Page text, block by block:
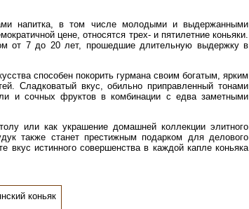
напитка, в том числе молодыми и выдержанными
цене, относятся трех- и пятилетние коньяки.
от 7 до 20 лет, прошедшие длительную выдержку в
способен покорить гурмана своим богатым, ярким
Сладковатый вкус, обильно приправленный тонами
и сочных фруктов в комбинации с едва заметными
или как украшение домашней коллекции элитного
также станет престижным подарком для делового
вкус истинного совершенства в каждой капле коньяка
коньяк